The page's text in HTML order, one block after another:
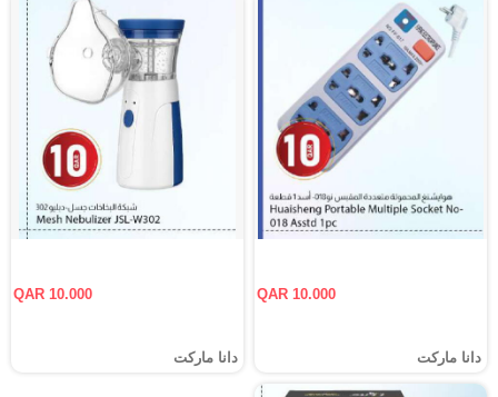
QAR 10.000
دانا ماركت
QAR 10.000
دانا ماركت